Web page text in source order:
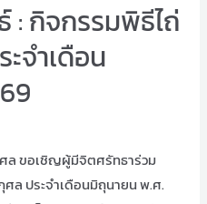
: กิจกรรมพิธีไถ่
จำเดือน
ล ขอเชิญผู้มีจิตศรัทธาร่วม
ศล ประจำเดือนมิถุนายน พ.ศ.